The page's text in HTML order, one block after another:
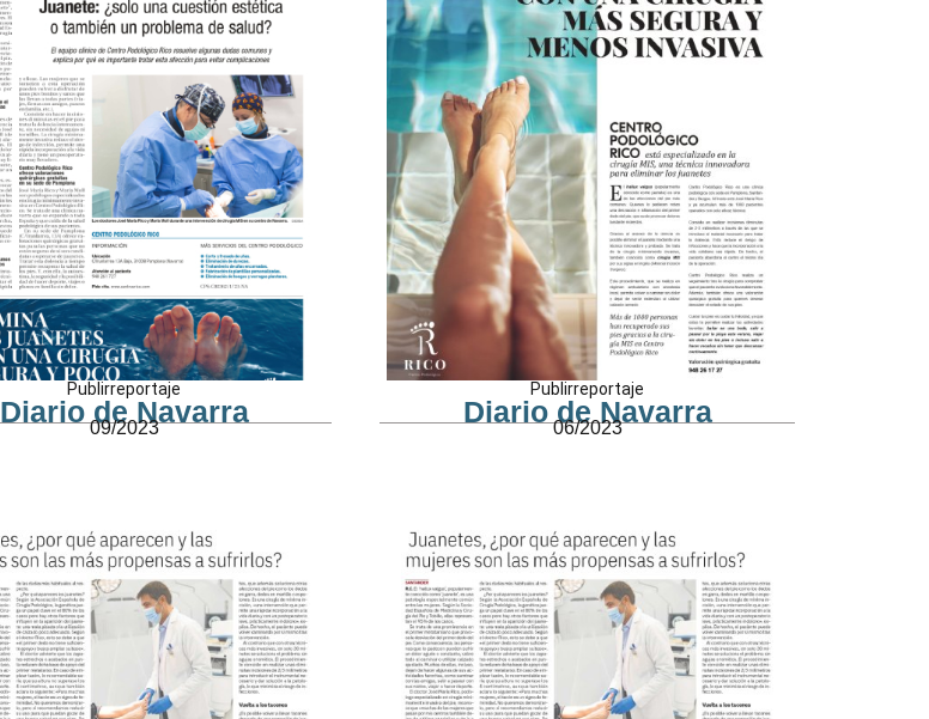
Publirreportaje
Diario de Navarra
09/2023
Publirreportaje
Diario de Navarra
06/2023